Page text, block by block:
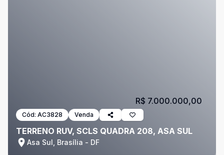
Cód: AC3828 Venda
TERRENO RUV, SCLS QUADRA 208, ASA SUL
Asa Sul, Brasília - DF
R$ 7.000.000,00